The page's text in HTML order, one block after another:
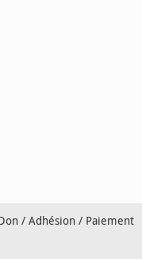
/ Adhésion / Paiement